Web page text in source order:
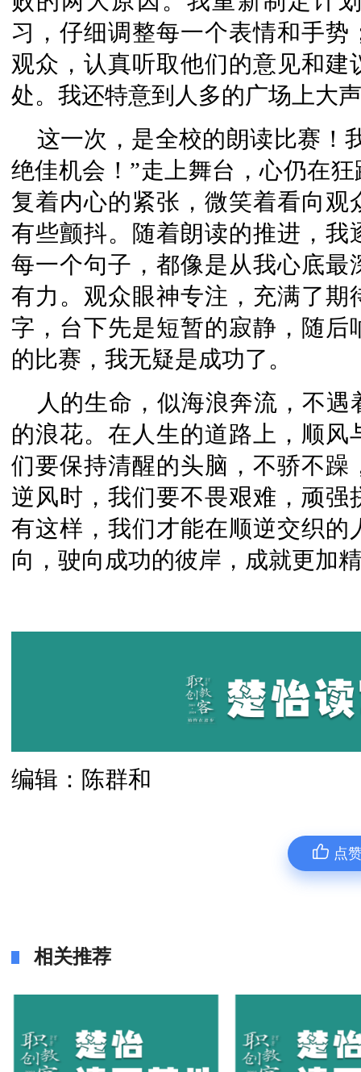
习，仔细调整每一个表情和手
观众，认真听取他们的意见和
处。我还特意到人多的广场上大
这一次，是全校的朗读比赛！
绝佳机会！”走上舞台，心仍在
复着内心的紧张，微笑着看向
有些颤抖。随着朗读的推进，
每一个句子，都像是从我心底
有力。观众眼神专注，充满了
字，台下先是短暂的寂静，随
的比赛，我无疑是成功了。
人的生命，似海浪奔流，不
的浪花。在人生的道路上，顺
们要保持清醒的头脑，不骄不
逆风时，我们要不畏艰难，顽
有这样，我们才能在顺逆交织
向，驶向成功的彼岸，成就更加
编辑：陈群和
点
相关推荐